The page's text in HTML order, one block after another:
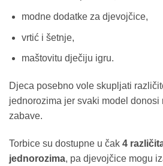
modne dodatke za djevojčice,
vrtić i šetnje,
maštovitu dječiju igru.
Djeca posebno vole skupljati
jednorozima jer svaki model donosi
zabave.
Torbice su dostupne u čak 4
jednorozima, pa djevojčice mogu